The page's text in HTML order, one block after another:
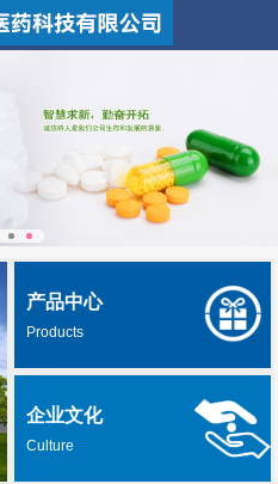
产品中心
Products
企业文化
Culture